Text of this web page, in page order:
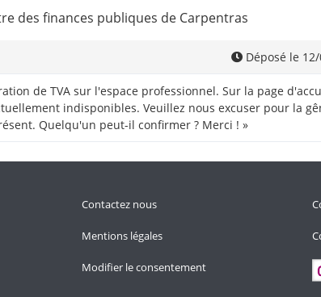
des finances publiques de Carpentras
Déposé le
de TVA sur l'espace professionnel. Sur la page
indisponibles. Veuillez nous excuser pour la
Quelqu'un peut-il confirmer ? Merci ! »
Contactez nous
Mentions légales
Modifier le consentement